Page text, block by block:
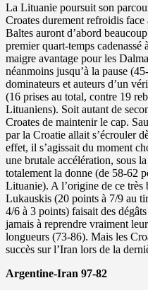
La Lituanie poursuit son
Croates durement refroidis
Baltes auront d’abord
premier quart-temps cadenassé
maigre avantage pour les
néanmoins jusqu’à la pause
dominateurs et auteurs d’un
(16 prises au total, contre 19
Lituaniens). Soit autant de
Croates de maintenir le cap.
par la Croatie allait s’écrouler
effet, il s’agissait du moment
une brutale accélération, sous
totalement la donne (de 58-62
Lituanie). A l’origine de ce très
Lukauskis (20 points à 7/9 au
4/6 à 3 points) faisait des
jamais à reprendre vraiment
longueurs (73-86). Mais les
succès sur l’Iran lors de la
Argentine-Iran 97-82